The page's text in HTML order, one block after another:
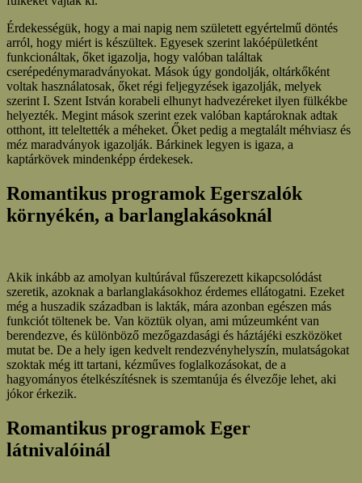
Érdekességük, hogy a mai napig nem született egyértelmű döntés
arról, hogy miért is készültek. Egyesek szerint lakóépületként
funkcionáltak, őket igazolja, hogy valóban találtak
cserépedénymaradványokat. Mások úgy gondolják, oltárkőként
voltak használatosak, őket régi feljegyzések igazolják, melyek
szerint I. Szent István korabeli elhunyt hadvezéreket ilyen fülkékbe
helyezték. Megint mások szerint ezek valóban kaptároknak adtak
otthont, itt teleltették a méheket. Őket pedig a megtalált méhviasz és
méz maradványok igazolják. Bárkinek legyen is igaza, a
kaptárkövek mindenképp érdekesek.
Romantikus programok Egerszalók
környékén, a barlanglakásoknál
Akik inkább az amolyan kultúrával fűszerezett kikapcsolódást
szeretik, azoknak a barlanglakásokhoz érdemes ellátogatni. Ezeket
még a huszadik században is lakták, mára azonban egészen más
funkciót töltenek be. Van köztük olyan, ami múzeumként van
berendezve, és különböző mezőgazdasági és háztájéki eszközöket
mutat be. De a hely igen kedvelt rendezvényhelyszín, mulatságokat
szoktak még itt tartani, kézműves foglalkozásokat, de a
hagyományos ételkészítésnek is szemtanúja és élvezője lehet, aki
jókor érkezik.
Romantikus programok Eger
látnivalóinál